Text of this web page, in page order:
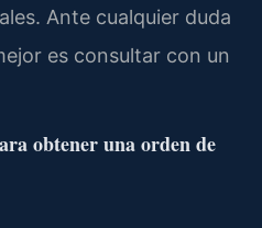
Ante cualquier duda
es consultar con un
obtener una orden de